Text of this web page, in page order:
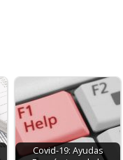
Covid-19: Ayudas